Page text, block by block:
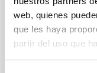
web, quienes
que les haya
partir del uso que
CONFERENCE
Final COST
Meeting